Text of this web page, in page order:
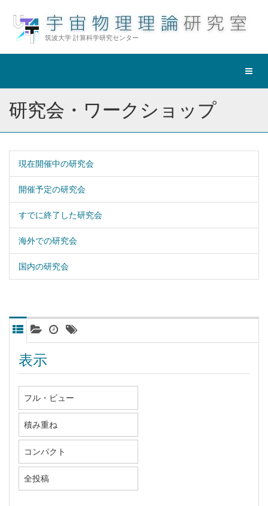
筑波大学 計算科学研究センター
ナ
ョ
ン
替
研究会・ワークショップ
現在開催中の研究会
開催予定の研究会
すでに終了した研究会
海外での研究会
国内の研究会
表示
フル・ビュー
積み重ね
コンパクト
全投稿